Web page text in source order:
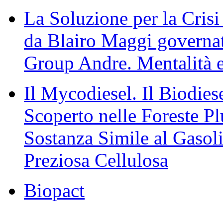
La Soluzione per la
da Blairo Maggi
Group Andre. Mentalità
Il Mycodiesel. Il
Scoperto nelle Foreste
Sostanza Simile al
Preziosa Cellulosa
Biopact